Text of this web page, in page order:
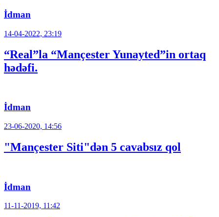
İdman
14-04-2022, 23:19
“Real”la “Mançester Yunayted”in ortaq
hədəfi.
İdman
23-06-2020, 14:56
"Mançester Siti"dən 5 cavabsız qol
İdman
11-11-2019, 11:42